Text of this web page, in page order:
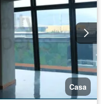
verdes
Casa